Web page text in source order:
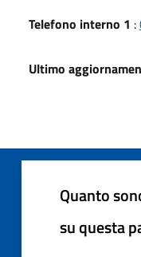
Telefono interno 1 :
Ultimo
Quanto
su questa